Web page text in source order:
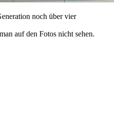
noch über vier
auf den Fotos nicht sehen.